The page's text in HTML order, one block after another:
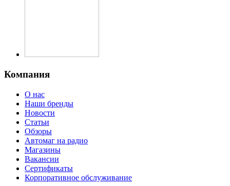
Компания
О нас
Наши бренды
Новости
Статьи
Обзоры
Автомаг на радио
Магазины
Вакансии
Сертификаты
Корпоративное обслуживание